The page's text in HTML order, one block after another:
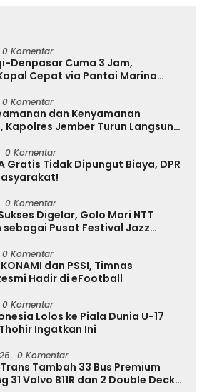
0 Komentar
Denpasar Cuma 3 Jam,
Cepat via Pantai Marina
0 Komentar
dan Kenyamanan
Kapolres Jember Turun Langsung
0 Komentar
Gratis Tidak Dipungut Biaya, DPR
0 Komentar
Digelar, Golo Mori NTT
Pusat Festival Jazz
0 Komentar
dan PSSI, Timnas
Hadir di eFootball
0 Komentar
Lolos ke Piala Dunia U-17
Ingatkan Ini
0 Komentar
Tambah 33 Bus Premium
31 Volvo B11R dan 2 Double Decker